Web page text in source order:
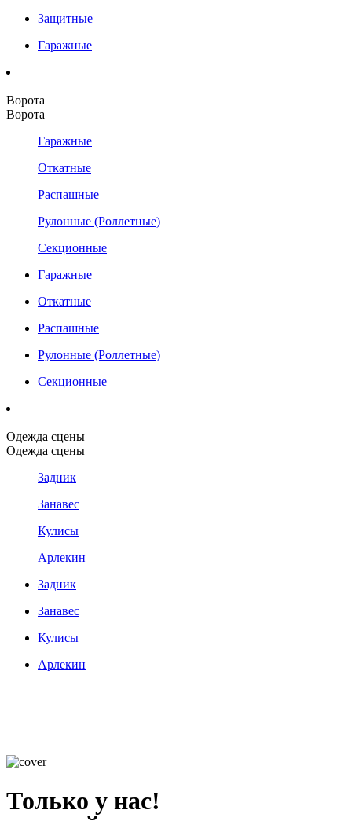
Защитные
Гаражные
Ворота
Ворота
Гаражные
Откатные
Распашные
Рулонные (Роллетные)
Секционные
Гаражные
Откатные
Распашные
Рулонные (Роллетные)
Секционные
Одежда сцены
Одежда сцены
Задник
Занавес
Кулисы
Арлекин
Задник
Занавес
Кулисы
Арлекин
Только у нас!